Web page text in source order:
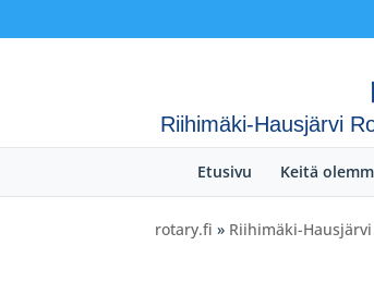
Riihimäki-Hausjärvi
Etusivu Keitä
rotary.fi » Riihimäki-